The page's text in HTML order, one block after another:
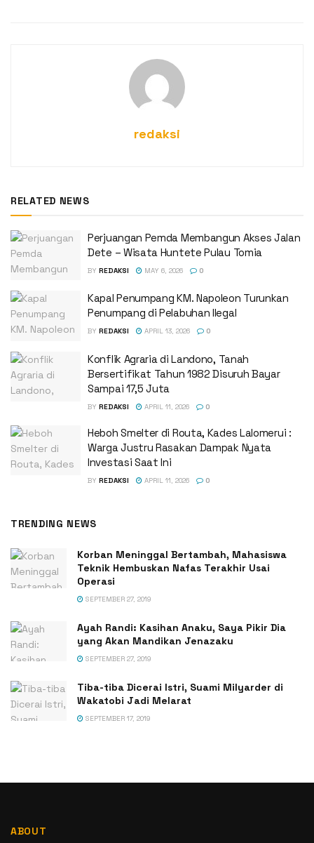
redaksi
RELATED NEWS
Perjuangan Pemda Membangun Akses Jalan
Dete – Wisata Huntete Pulau Tomia
BY REDAKSI MAY 6, 2026 0
Kapal Penumpang KM. Napoleon Turunkan
Penumpang di Pelabuhan Ilegal
BY REDAKSI APRIL 13, 2026 0
Konflik Agraria di Landono, Tanah
Bersertifikat Tahun 1982 Disuruh Bayar
Sampai 17,5 Juta
BY REDAKSI APRIL 11, 2026 0
Heboh Smelter di Routa, Kades Lalomerui :
Warga Justru Rasakan Dampak Nyata
Investasi Saat Ini
BY REDAKSI APRIL 11, 2026 0
TRENDING NEWS
Korban Meninggal Bertambah, Mahasiswa
Teknik Hembuskan Nafas Terakhir Usai
Operasi
SEPTEMBER 27, 2019
Ayah Randi: Kasihan Anaku, Saya Pikir Dia
yang Akan Mandikan Jenazaku
SEPTEMBER 27, 2019
Tiba-tiba Dicerai Istri, Suami Milyarder di
Wakatobi Jadi Melarat
SEPTEMBER 17, 2019
ABOUT